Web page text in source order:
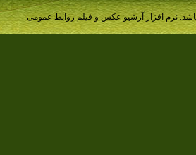
نرم افزار آرشیو عکس و فیلم روابط عمومی